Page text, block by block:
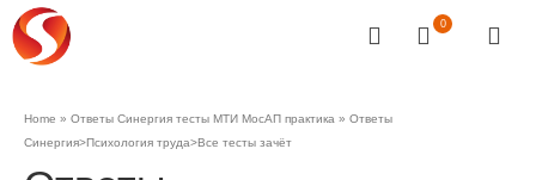
0
Home » Ответы Синергия тесты МТИ МосАП практика » Ответы
Синергия>Психология труда>Все тесты зачёт